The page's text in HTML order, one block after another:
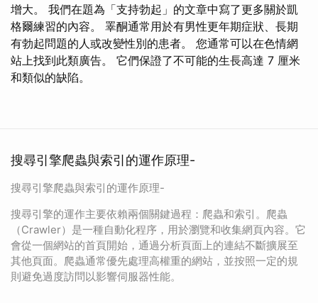
增大。 我們在題為「支持勃起」的文章中寫了更多關於凱
格爾練習的內容。 睪酮通常用於有男性更年期症狀、長期
有勃起問題的人或改變性別的患者。 您通常可以在色情網
站上找到此類廣告。 它們保證了不可能的生長高達 7 厘米
和類似的缺陷。
搜尋引擎爬蟲與索引的運作原理-
搜尋引擎爬蟲與索引的運作原理-
搜尋引擎的運作主要依賴兩個關鍵過程：爬蟲和索引。爬蟲
（Crawler）是一種自動化程序，用於瀏覽和收集網頁內容。它
會從一個網站的首頁開始，通過分析頁面上的連結不斷擴展至
其他頁面。爬蟲通常優先處理高權重的網站，並按照一定的規
則避免過度訪問以影響伺服器性能。